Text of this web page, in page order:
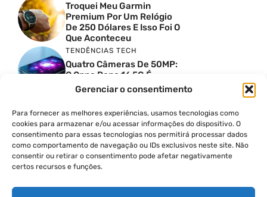
Gerenciar o consentimento
Para fornecer as melhores experiências, usamos tecnologias como
cookies para armazenar e/ou acessar informações do dispositivo. O
consentimento para essas tecnologias nos permitirá processar dados
como comportamento de navegação ou IDs exclusivos neste site. Não
consentir ou retirar o consentimento pode afetar negativamente
certos recursos e funções.
Troquei Meu Garmin
Premium Por Um Relógio
De 250 Dólares E Isso Foi O
Que Aconteceu
TENDÊNCIAS TECH
Quatro Câmeras De 50MP:
O Oppo Reno 16 5G É
Absurdo
Comparativo De
Especificações Entre O
Vivo X300 Ultra E O
Samsung Galaxy S26 Ultra
PRODUTIVIDADE DIGITAL
Instagram